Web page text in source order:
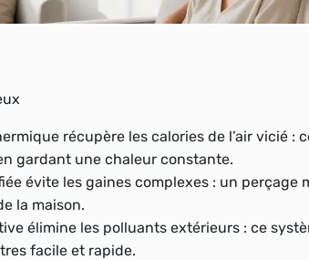
récupère les calories de l’air vicié
gardant une chaleur constante.
évite les gaines complexes : un perçage
la maison.
élimine les polluants extérieurs : ce
facile et rapide.